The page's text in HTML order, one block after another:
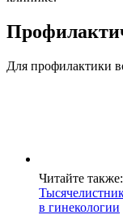
Для профилактики
Читайте также:
в гинекологии